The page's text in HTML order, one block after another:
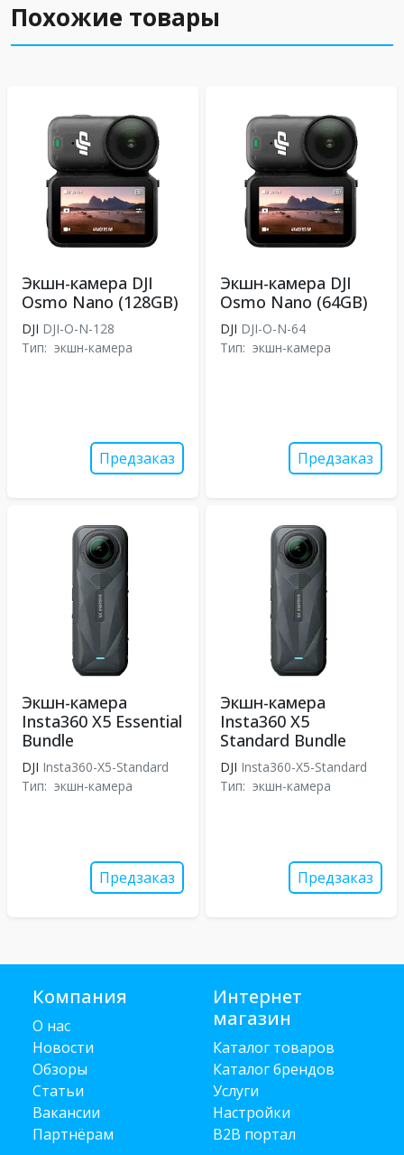
Похожие товары
Экшн-камера DJI
Osmo Nano (128GB)
DJI DJI-O-N-128
Тип: экшн-камера
Предзаказ
Экшн-камера DJI
Osmo Nano (64GB)
DJI DJI-O-N-64
Тип: экшн-камера
Предзаказ
Экшн-камера
Insta360 X5 Essential
Bundle
DJI Insta360-X5-Standard
Тип: экшн-камера
Предзаказ
Экшн-камера
Insta360 X5
Standard Bundle
DJI Insta360-X5-Standard
Тип: экшн-камера
Предзаказ
Компания
О нас
Новости
Обзоры
Статьи
Вакансии
Партнёрам
Интернет
магазин
Каталог товаров
Каталог брендов
Услуги
Настройки
B2B портал